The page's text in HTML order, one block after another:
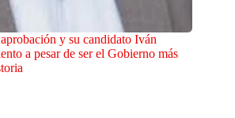
y su candidato Iván
a pesar de ser el Gobierno más